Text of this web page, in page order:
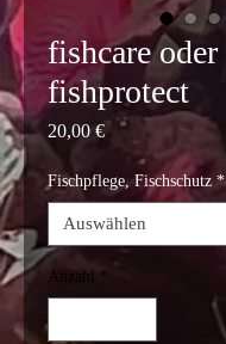
fishcare oder
fishprotect
20,00 €Preis
Fischpflege, Fischschutz *
Anzahl *